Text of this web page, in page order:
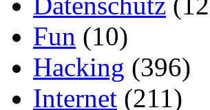
Fun (10)
Hacking (396)
Internet (211)